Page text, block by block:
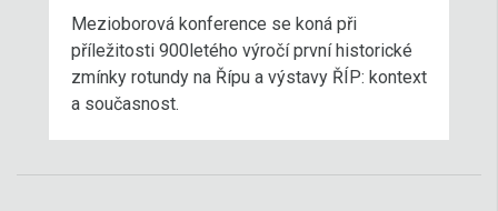
Mezioborová konference se koná při
příležitosti 900letého výročí první historické
zmínky rotundy na Řípu a výstavy ŘÍP: kontext
a současnost.